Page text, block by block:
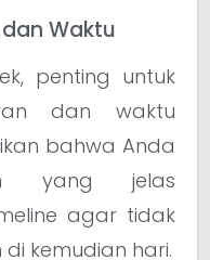
Waktu
penting untuk
dan waktu
bahwa Anda
yang jelas
agar tidak
kemudian hari.